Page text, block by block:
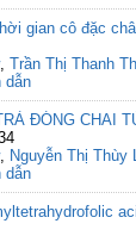
gian cô đặc
, Trần Thị Thanh
dẫn
ĐÓNG CHAI
, Nguyễn Thị Thùy
dẫn